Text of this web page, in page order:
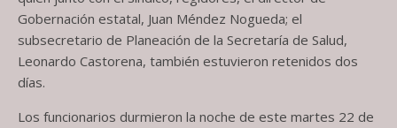
Gobernación estatal, Juan Méndez Nogueda; el
subsecretario de Planeación de la Secretaría de Salud,
Leonardo Castorena, también estuvieron retenidos dos
días.
Los funcionarios durmieron la noche de este martes 22 de